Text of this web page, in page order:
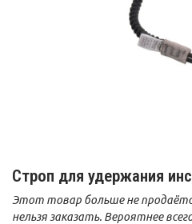
Строп для удержания
Этот товар больше не
нельзя заказать. Вероятнее